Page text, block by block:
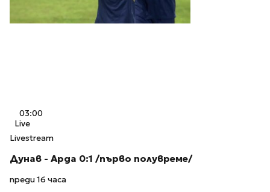
03:00
Live
Livestream
Дунав - Арда 0:1 /първо полувреме/
преди 16 часа